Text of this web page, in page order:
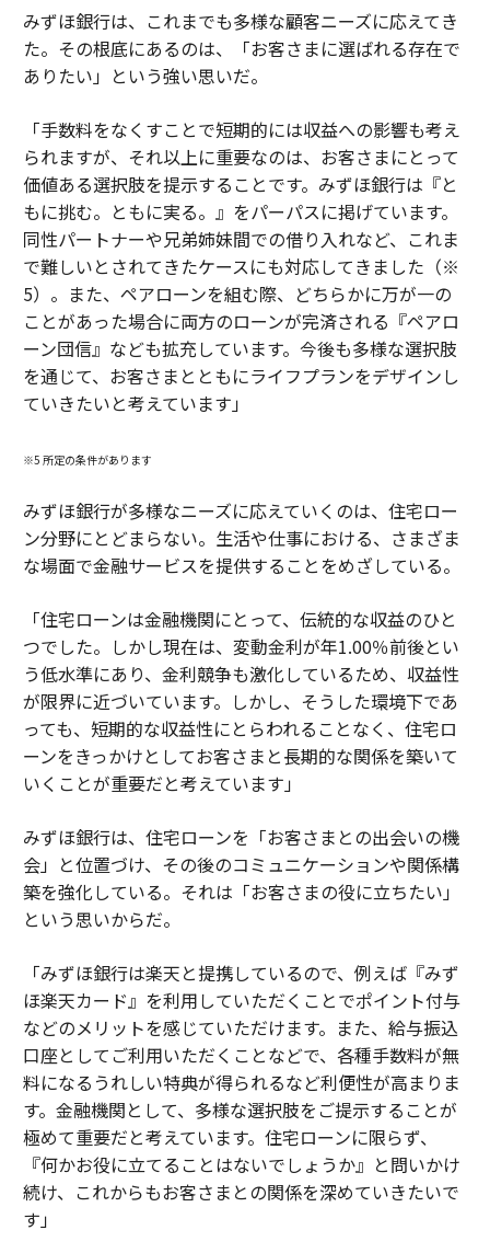
みずほ銀行は、これまでも多様な顧客ニーズに応えてき
た。その根底にあるのは、「お客さまに選ばれる存在で
ありたい」という強い思いだ。
「手数料をなくすことで短期的には収益への影響も考え
られますが、それ以上に重要なのは、お客さまにとって
価値ある選択肢を提示することです。みずほ銀行は『と
もに挑む。ともに実る。』をパーパスに掲げています。
同性パートナーや兄弟姉妹間での借り入れなど、これま
で難しいとされてきたケースにも対応してきました（※
5）。また、ペアローンを組む際、どちらかに万が一の
ことがあった場合に両方のローンが完済される『ペアロ
ーン団信』なども拡充しています。今後も多様な選択肢
を通じて、お客さまとともにライフプランをデザインし
ていきたいと考えています」
※5 所定の条件があります
みずほ銀行が多様なニーズに応えていくのは、住宅ロー
ン分野にとどまらない。生活や仕事における、さまざま
な場面で金融サービスを提供することをめざしている。
「住宅ローンは金融機関にとって、伝統的な収益のひと
つでした。しかし現在は、変動金利が年1.00％前後とい
う低水準にあり、金利競争も激化しているため、収益性
が限界に近づいています。しかし、そうした環境下であ
っても、短期的な収益性にとらわれることなく、住宅ロ
ーンをきっかけとしてお客さまと長期的な関係を築いて
いくことが重要だと考えています」
みずほ銀行は、住宅ローンを「お客さまとの出会いの機
会」と位置づけ、その後のコミュニケーションや関係構
築を強化している。それは「お客さまの役に立ちたい」
という思いからだ。
「みずほ銀行は楽天と提携しているので、例えば『みず
ほ楽天カード』を利用していただくことでポイント付与
などのメリットを感じていただけます。また、給与振込
口座としてご利用いただくことなどで、各種手数料が無
料になるうれしい特典が得られるなど利便性が高まりま
す。金融機関として、多様な選択肢をご提示することが
極めて重要だと考えています。住宅ローンに限らず、
『何かお役に立てることはないでしょうか』と問いかけ
続け、これからもお客さまとの関係を深めていきたいで
す」